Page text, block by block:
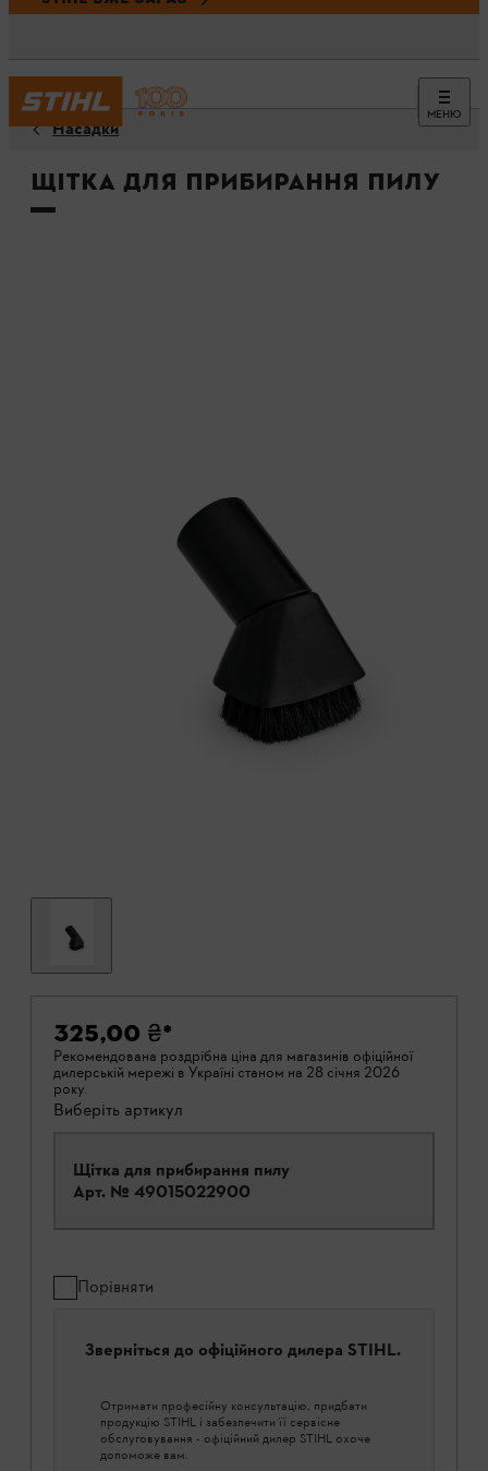
МЕНЮ
Насадки
Щітка для прибирання пилу
325,00 ₴*
Рекомендована роздрібна ціна для магазинів офіційної
дилерській мережі в Україні станом на 28 січня 2026
року.
Виберіть артикул
Щітка для прибирання пилу
Арт. № 49015022900
Порівняти
Зверніться до офіційного дилера STIHL.
Отримати професійну консультацію, придбати
продукцію STIHL і забезпечити її сервісне
обслуговування - офіційний дилер STIHL охоче
допоможе вам.